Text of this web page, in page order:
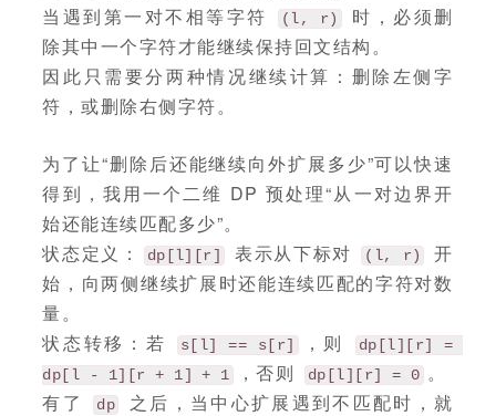
当遇到第一对不相等字符
(l, r)
时，必须删
除其中一个字符才能继续保持回文结构。
因此只需要分两种情况继续计算：删除左侧字
符，或删除右侧字符。
为了让“删除后还能继续向外扩展多少”可以快速
得到，我用一个二维 DP 预处理“从一对边界开
始还能连续匹配多少”。
状态定义：
dp[l][r] 表示从下标对 (l, r)
开
始，向两侧继续扩展时还能连续匹配的字符对数
量。
状态转移：若
s[l] == s[r] ，则
dp[l][r] =
dp[l - 1][r + 1] + 1
，否则 dp[l][r] = 0 。
有了
dp
之后，当中心扩展遇到不匹配时，就